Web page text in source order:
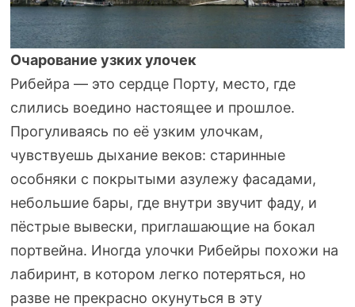
Очарование узких улочек
Рибейра — это сердце Порту, место, где
слились воедино настоящее и прошлое.
Прогуливаясь по её узким улочкам,
чувствуешь дыхание веков: старинные
особняки с покрытыми азулежу фасадами,
небольшие бары, где внутри звучит фаду, и
пёстрые вывески, приглашающие на бокал
портвейна. Иногда улочки Рибейры похожи на
лабиринт, в котором легко потеряться, но
разве не прекрасно окунуться в эту